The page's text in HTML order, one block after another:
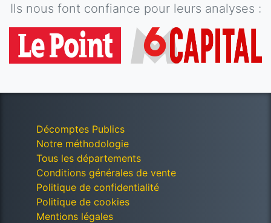
Ils nous font confiance pour leurs analyses :
Décomptes Publics
Notre méthodologie
Tous les départements
Conditions générales de vente
Politique de confidentialité
Politique de cookies
Mentions légales